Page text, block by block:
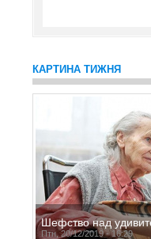
КАРТИНА ТИЖНЯ
Шефство над
Птн, 20/12/2019 - 16:29